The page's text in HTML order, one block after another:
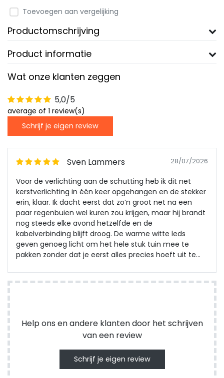
Toevoegen aan vergelijking
Productomschrijving
Product informatie
Wat onze klanten zeggen
5,0/5
average of 1 review(s)
Schrijf je eigen review
Sven Lammers 28/07/2026
Voor de verlichting aan de schutting heb ik dit net
kerstverlichting in één keer opgehangen en de stekker
erin, klaar. Ik dacht eerst dat zo’n groot net na een
paar regenbuien wel kuren zou krijgen, maar hij brandt
nog steeds elke avond hetzelfde en de
kabelverbinding blijft droog. De warme witte leds
geven genoeg licht om het hele stuk tuin mee te
pakken zonder dat je eerst alles precies hoeft uit te
uitgevallen en hij schakelt nog steeds direct aan.
Koppelen met een tweede set ging ook meteen goed,
Help ons en andere klanten door het schrijven
van een review
Schrijf je eigen review